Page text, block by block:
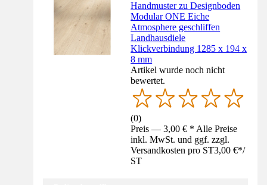
Handmuster zu Designboden
Modular ONE Eiche
Atmosphere geschliffen
Landhausdiele
Klickverbindung 1285 x 194 x
8 mm
Artikel wurde noch nicht
bewertet.
(0)
Preis — 3,00 € * Alle Preise
inkl. MwSt. und ggf. zzgl.
Versandkosten pro ST3,00 €*/
ST